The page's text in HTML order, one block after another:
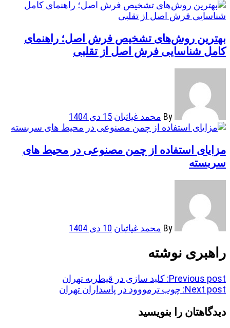
بهترین روش‌های تشخیص فرش اصل؛ راهنمای
کامل شناسایی فرش اصل از تقلبی
محمد غیاثیان 15 دی 1404
مزایای استفاده از چمن مصنوعی در محیط های
سربسته
محمد غیاثیان 10 دی 1404
راهبری نوشته
Previous post: کلید سازی در قیطریه تهران
Next post: چوب ترمووود در پاسداران تهران
دیدگاهتان را بنویسید